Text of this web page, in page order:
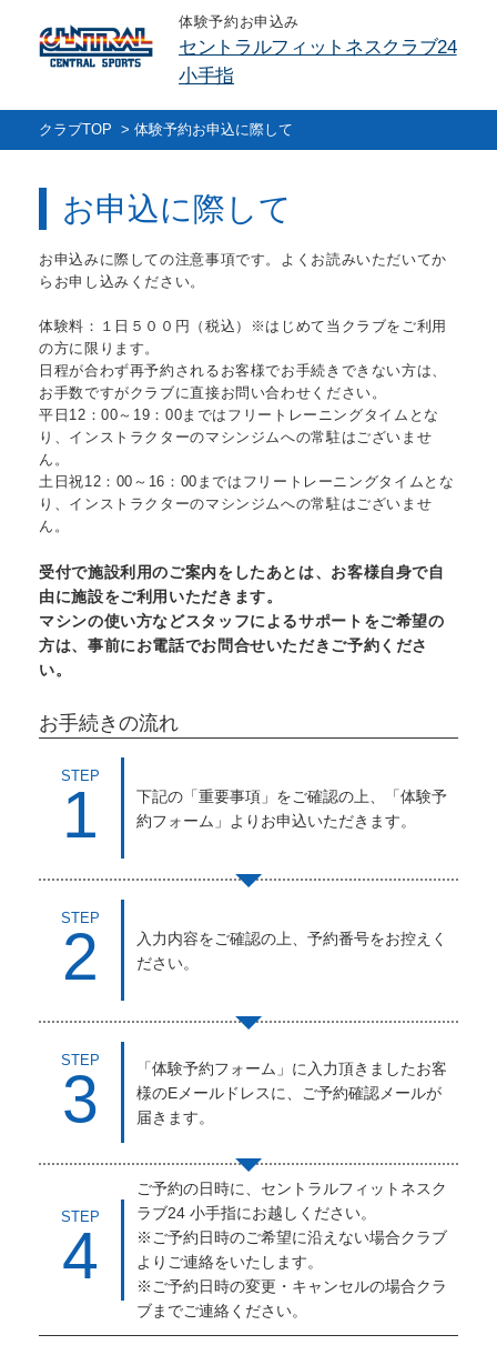
体験予約お申込み
セントラルフィットネスクラブ24
小手指
クラブTOP > 体験予約お申込に際して
お申込に際して
お申込みに際しての注意事項です。よくお読みいただいてか
らお申し込みください。
体験料：１日５００円（税込）※はじめて当クラブをご利用
の方に限ります。
日程が合わず再予約されるお客様でお手続きできない方は、
お手数ですがクラブに直接お問い合わせください。
平日12：00～19：00まではフリートレーニングタイムとな
り、インストラクターのマシンジムへの常駐はございませ
ん。
土日祝12：00～16：00まではフリートレーニングタイムとな
り、インストラクターのマシンジムへの常駐はございませ
ん。
受付で施設利用のご案内をしたあとは、お客様自身で自
由に施設をご利用いただきます。
マシンの使い方などスタッフによるサポートをご希望の
方は、事前にお電話でお問合せいただきご予約くださ
い。
お手続きの流れ
STEP
1
下記の「重要事項」をご確認の上、「体験予
約フォーム」よりお申込いただきます。
STEP
2
入力内容をご確認の上、予約番号をお控えく
ださい。
STEP
3
「体験予約フォーム」に入力頂きましたお客
様のEメールドレスに、ご予約確認メールが
届きます。
STEP
4
ご予約の日時に、セントラルフィットネスク
ラブ24 小手指にお越しください。
※ご予約日時のご希望に沿えない場合クラブ
よりご連絡をいたします。
※ご予約日時の変更・キャンセルの場合クラ
ブまでご連絡ください。